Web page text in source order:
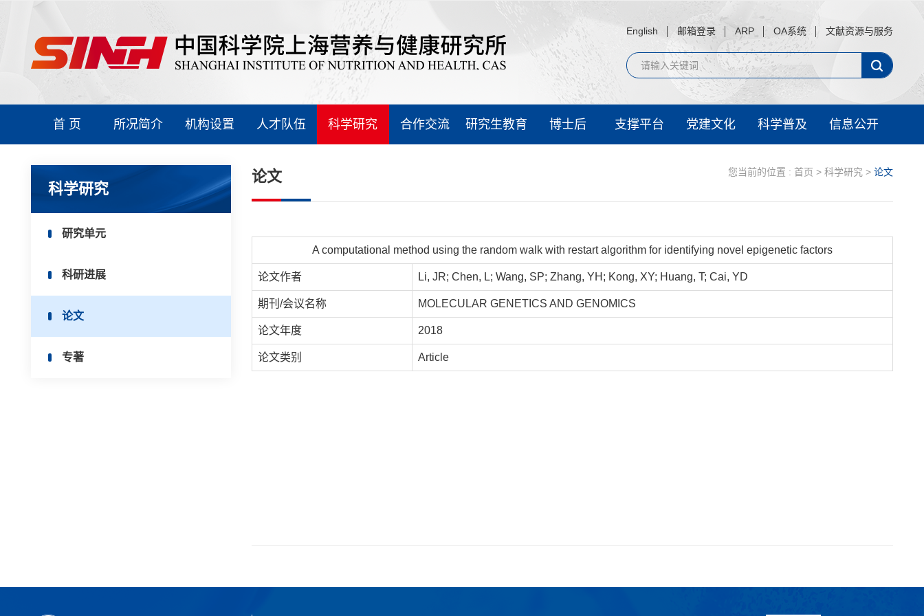
English 邮箱登录 ARP OA系统 文献资源与服务
首 页 所况简介 机构设置 人才队伍 科学研究 合作交流 研究生教育 博士后 支撑平台 党建文化 科学普及 信息公开
科学研究
研究单元
科研进展
论文
专著
论文 您当前的位置 : 首页 > 科学研究 > 论文
A computational method using the random walk with restart algorithm for identifying novel epigenetic factors
论文作者 Li, JR; Chen, L; Wang, SP; Zhang, YH; Kong, XY; Huang, T; Cai, YD
期刊/会议名称 MOLECULAR GENETICS AND GENOMICS
论文年度 2018
论文类别 Article